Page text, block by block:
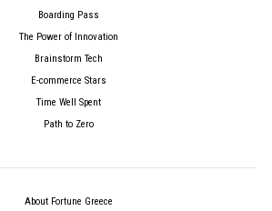
Boarding Pass
The Power of Innovation
Brainstorm Tech
E-commerce Stars
Time Well Spent
Path to Zero
About Fortune Greece